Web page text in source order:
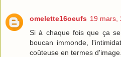
omelette16oeufs 19 mars,
Si à chaque fois que ça
boucan immonde,
coûteuse en termes d'image.